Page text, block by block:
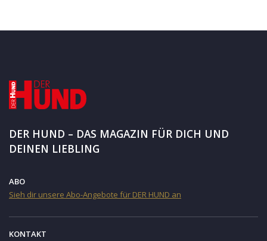
DER HUND – DAS MAGAZIN FÜR DICH UND
DEINEN LIEBLING
ABO
Sieh dir unsere Abo-Angebote für DER HUND an
KONTAKT